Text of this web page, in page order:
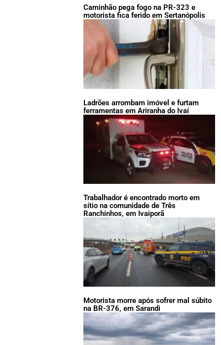
Caminhão pega fogo na PR-323 e
motorista fica ferido em Sertanópolis
Ladrões arrombam imóvel e furtam
ferramentas em Ariranha do Ivaí
Trabalhador é encontrado morto em
sítio na comunidade de Três
Ranchinhos, em Ivaiporã
Motorista morre após sofrer mal súbito
na BR-376, em Sarandi